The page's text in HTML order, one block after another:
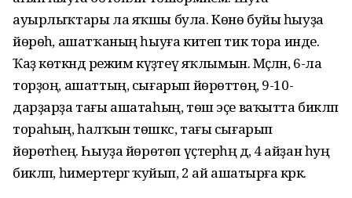
ауырлыҡтары ла яҡшы була. Көнө буйы һыуҙа
йөрөһә, ашатҡаның һыуға китеп тик тора инде.
Ҡаҙ көткәндә режим күҙәтеү яҡлымын. Мәҫәлән, 6-ла
торҙоң, ашаттың, сығарып йөрөттөң, 9-10-
дарҙарҙа тағы ашатаһың, төш эҫе ваҡытта бикләп
тораһың, һалҡын төшкәс, тағы сығарып
йөрөтәһең. Һыуҙа йөрөтөп үҫтерһәң дә, 4 айҙан һуң
бикләп, һимертергә ҡуйып, 2 ай ашатырға кәрәк.